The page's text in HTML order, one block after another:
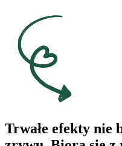
Trwałe efekty nie